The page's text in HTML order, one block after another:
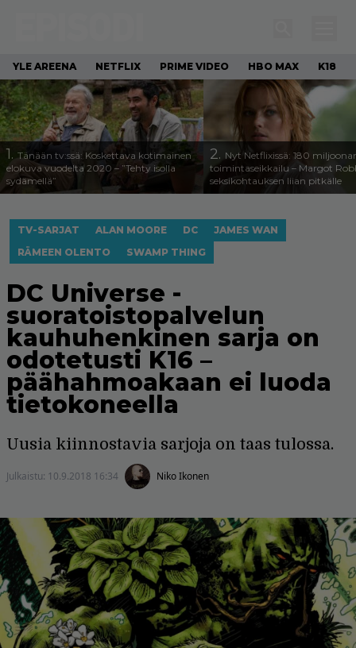
YLE AREENA NETFLIX PRIME VIDEO HBO MAX K18
1. Tänään tv:ssä: Koskettava kotimainen
elokuva vuodelta 2020 – ”Tehty isolla
sydämellä”
2. Nyt Netflixissä: 180
toimintaseikkailu – Margot
seksikohtauksen liian pitkälle
TV-SARJAT ALAN MOORE DC
JAMES WAN
RÄMEEN OLENTO
SWAMP THING
DC Universe -
suoratoistopalvelun
kauhuhenkinen sarja on
odotetusti K16 –
päähahmoakaan ei luoda
tietokoneella
Uusia kiinnostavia sarjoja on taas tulossa.
Julkaistu: 10.9.2018 16:34 Niko Ikonen